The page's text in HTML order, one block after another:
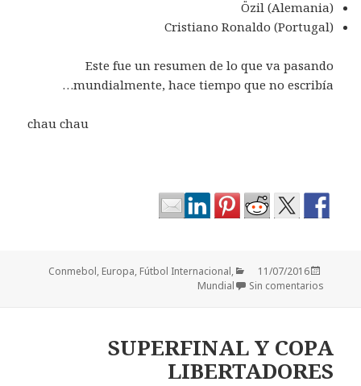
Özil (Alemania)
Cristiano Ronaldo (Portugal)
Este fue un resumen de lo que va pasando
mundialmente, hace tiempo que no escribía…
chau chau
Publicado
el
11/07/2016
Categorías
Conmebol, Europa, Fútbol Internacional,
Mundial
Sin comentarios
SUPERFINAL Y COPA
LIBERTADORES